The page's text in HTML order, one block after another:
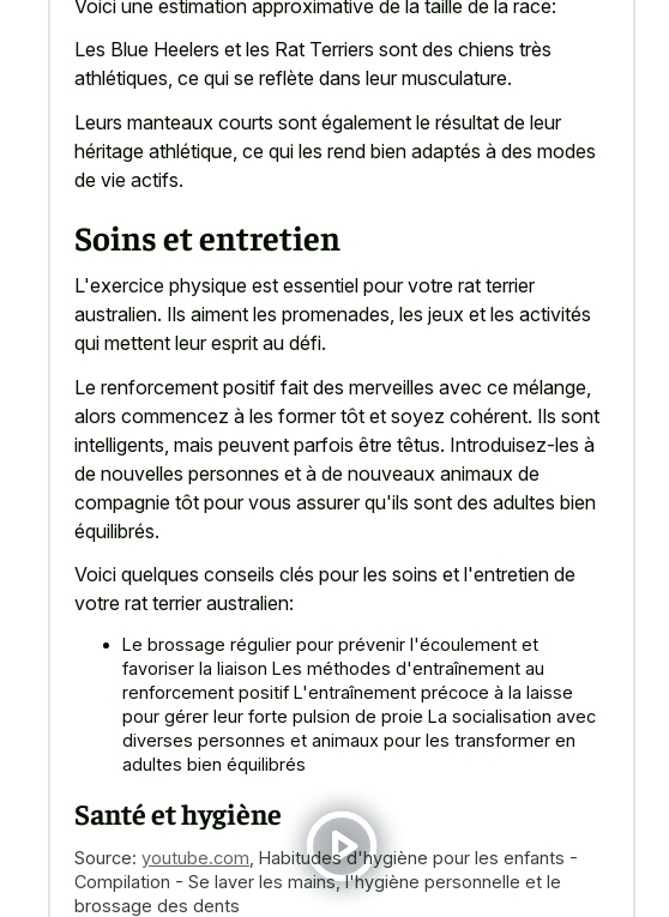
Voici une estimation approximative de la taille de la race:
Les Blue Heelers et les Rat Terriers sont des chiens très
athlétiques, ce qui se reflète dans leur musculature.
Leurs manteaux courts sont également le résultat de leur
héritage athlétique, ce qui les rend bien adaptés à des modes
de vie actifs.
Soins et entretien
L'exercice physique est essentiel pour votre rat terrier
australien. Ils aiment les promenades, les jeux et les activités
qui mettent leur esprit au défi.
Le renforcement positif fait des merveilles avec ce mélange,
alors commencez à les former tôt et soyez cohérent. Ils sont
intelligents, mais peuvent parfois être têtus. Introduisez-les à
de nouvelles personnes et à de nouveaux animaux de
compagnie tôt pour vous assurer qu'ils sont des adultes bien
équilibrés.
Voici quelques conseils clés pour les soins et l'entretien de
votre rat terrier australien:
Le brossage régulier pour prévenir l'écoulement et
favoriser la liaison Les méthodes d'entraînement au
renforcement positif L'entraînement précoce à la laisse
pour gérer leur forte pulsion de proie La socialisation avec
diverses personnes et animaux pour les transformer en
adultes bien équilibrés
Santé et hygiène
Source: youtube.com Habitudes d'hygiène pour les enfants -
Compilation - Se laver les mains, l'hygiène personnelle et le
brossage des dents